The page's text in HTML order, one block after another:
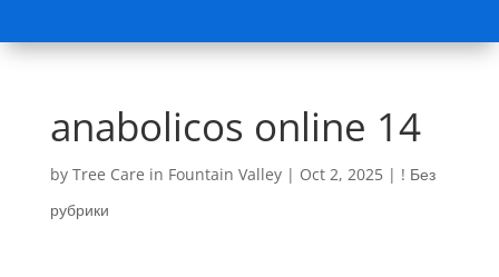
anabolicos online 14
by Tree Care in Fountain Valley| Oct 2, 2025| ! Без
рубрики